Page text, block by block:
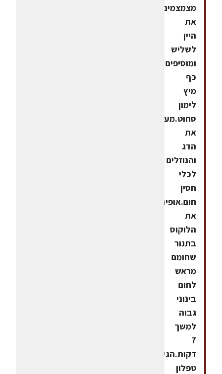
מצמצמים
את
היין
לשליש
ומוסיפים
כף
מיץ
לימון
סחוט.מעבירים
את
הדג
והנוזלים
לכלי
חסין
חום.אופים
את
הלוקוס
בתנור
שחומם
מראש
לחום
בינוני
גבוה
למשך
7
דקות.הגשהבמחבת
טפלון